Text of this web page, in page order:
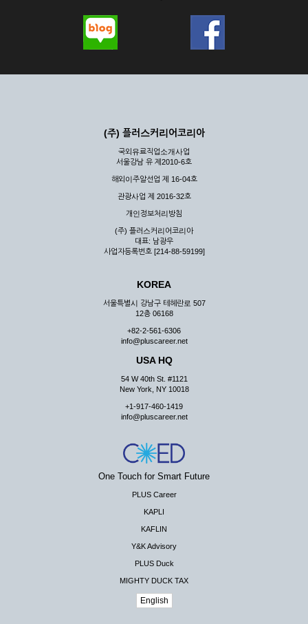
(주) 플러스커리어코리아
국외유료직업소개사업
서울강남 유 제2010-6호
해외이주알선업 제 16-04호
관광사업 제 2016-32호
개인정보처리방침
(주) 플러스커리어코리아
대표: 남광우
사업자등록번호 [214-88-59199]
KOREA
서울특별시 강남구 테헤란로 507
12층 06168
+82-2-561-6306
info@pluscareer.net
USA HQ
54 W 40th St. #1121
New York, NY 10018
+1-917-460-1419
info@pluscareer.net
One Touch for Smart Future
PLUS Career
KAPLI
KAFLIN
Y&K Advisory
PLUS Duck
MIGHTY DUCK TAX
English